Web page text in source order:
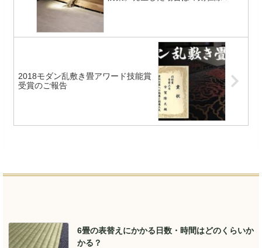
2018モダン乱敷き畳アワード技能賞
受賞のご報告
6畳の表替えにかかる日数・時間はどのくらいか
かる？